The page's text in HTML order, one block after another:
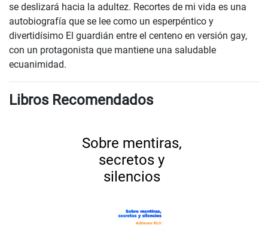
se deslizará hacia la adultez. Recortes de mi vida es una
autobiografía que se lee como un esperpéntico y
divertidísimo El guardián entre el centeno en versión gay,
con un protagonista que mantiene una saludable
ecuanimidad.
Libros Recomendados
Sobre mentiras,
secretos y
silencios